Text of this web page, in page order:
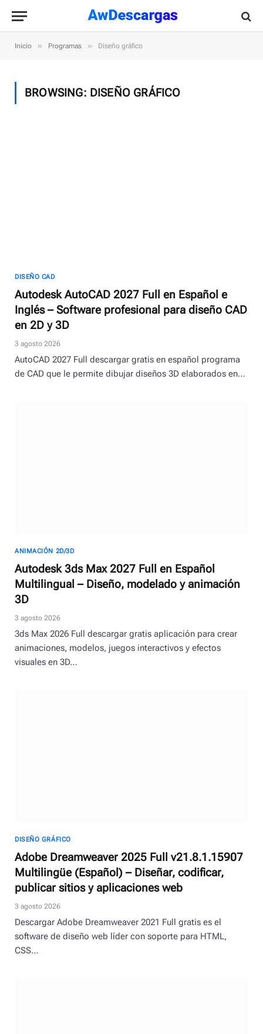
Inicio » Programas » Diseño gráfico
BROWSING: DISEÑO GRÁFICO
DISEÑO CAD
Autodesk AutoCAD 2027 Full en Español e
Inglés – Software profesional para diseño CAD
en 2D y 3D
3 agosto 2026
AutoCAD 2027 Full descargar gratis en español programa
de CAD que le permite dibujar diseños 3D elaborados en…
ANIMACIÓN 2D/3D
Autodesk 3ds Max 2027 Full en Español
Multilingual – Diseño, modelado y animación
3D
3 agosto 2026
3ds Max 2026 Full descargar gratis aplicación para crear
animaciones, modelos, juegos interactivos y efectos
visuales en 3D…
DISEÑO GRÁFICO
Adobe Dreamweaver 2025 Full v21.8.1.15907
Multilingüe (Español) – Diseñar, codificar,
publicar sitios y aplicaciones web
3 agosto 2026
Descargar Adobe Dreamweaver 2021 Full gratis es el
software de diseño web líder con soporte para HTML,
CSS…